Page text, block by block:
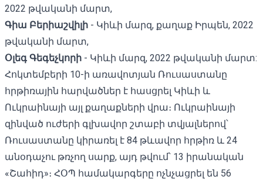
2022 թվականի մարտ,
Գիա Բերիաշվիլի - Կիևի մարզ, քաղաք Իրպեն, 2022
թվականի մարտ,
Օլեգ Գեգեչկորի - Կիևի մարզ, 2022 թվականի մարտ:
Հոկտեմբերի 10-ի առավոտյան Ռուսաստանը
հրթիռային հարվածներ է հասցրել Կիևի և
Ուկրաինայի այլ քաղաքների վրա։ Ուկրաինայի
զինված ուժերի գլխավոր շտաբի տվյալներով՝
Ռուսաստանը կիրառել է 84 թևավոր հրթիռ և 24
անօդաչու թռչող սարք, այդ թվում՝ 13 իրանական
«Շահիդ»։ ՀՕՊ համակարգերը ոչնչացրել են 56